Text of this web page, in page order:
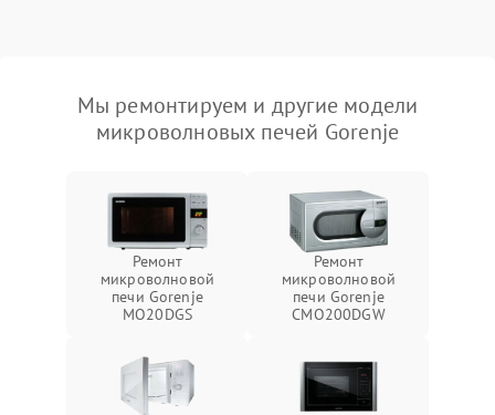
Мы ремонтируем и другие модели
микроволновых печей Gorenje
Ремонт
микроволновой
печи Gorenje
MO20DGS
Ремонт
микроволновой
печи Gorenje
CMO200DGW